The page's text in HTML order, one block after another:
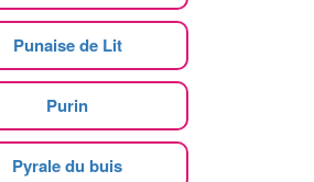
Punaise de Lit
Purin
Pyrale du buis